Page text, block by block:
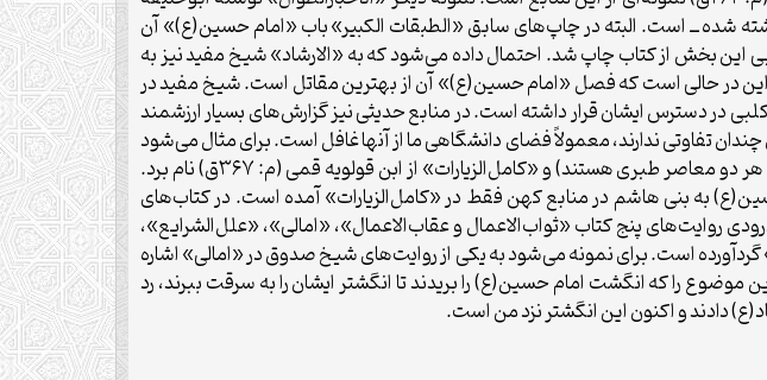
سعد (م: ۲۳۰ق) ــ که پیش از همه اینها نوشته شده ــ است. البته در چاپ‌های سابق «الطبقات الکبیر» باب «امام حسین(ع)» آن
این بخش از کتاب چاپ شد. احتمال داده می‌شود که به «الارشاد» شیخ مفید نیز به
در حالی است که فصل «امام حسین(ع)» آن از بهترین مقاتل است. شیخ مفید در
در دسترس ایشان قرار داشته است. در منابع حدیثی نیز گزارش‌های بسیار ارزشمند
تفاوتی ندارند، معمولاً فضای دانشگاهی ما از آنها غافل است. برای مثال می‌شود
از کتاب‌های «بصائرالدرجات» از صفار قمی (م: ۲۹۰ق)،«الکافی» از شیخ کلینی (م: ۳۲۹ق) (که هر دو معاصر طبری هستند) و «کامل‌الزیارات» از ابن قولویه قمی (م: ۳۶۷ق) نام برد.
به بنی هاشم در منابع کهن فقط در «کامل‌الزیارات» آمده است. در کتاب‌های
پنج کتاب «ثواب‌الاعمال و عقاب‌الاعمال»، «امالی»، «علل‌الشرایع»،
است. برای نمونه می‌شود به یکی از روایت‌های شیخ صدوق در «امالی» اشاره
را که انگشت امام حسین(ع) را بریدند تا انگشتر ایشان را به سرقت ببرند، رد
دادند و اکنون این انگشتر نزد من است.